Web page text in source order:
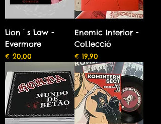
Lion´s Law -
Evermore
Preço
€ 20,00
Enemic Interior -
Col.lecció
Preço
€ 19,90